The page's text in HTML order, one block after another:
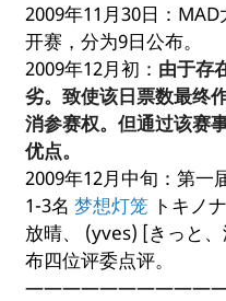
2009年11月30日：
开赛，分为9日公布。
2009年12月初： 由于存
劣。致使该日票数最终
消参赛权。但通过该赛
优点。
2009年12月中旬：第一
1-3名 梦想灯笼 トキノ
放晴、 (yves) [きっと
布四位评委点评。